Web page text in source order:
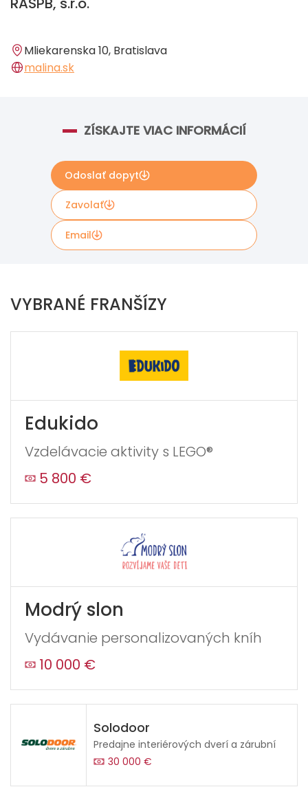
Mliekarenska 10, Bratislava
malina.sk
ZÍSKAJTE VIAC INFORMÁCIÍ
Odoslať dopyt
Zavolať
Email
Malina Potraviny .
If
leave
this
field
blank
Odoslať
VYBRANÉ FRANŠÍZY
Edukido
Vzdelávacie aktivity s LEGO®
5 800 €
Modrý slon
Vydávanie personalizovaných kníh
10 000 €
Solodoor
Predajne interiérových dverí a zárubní
30 000 €